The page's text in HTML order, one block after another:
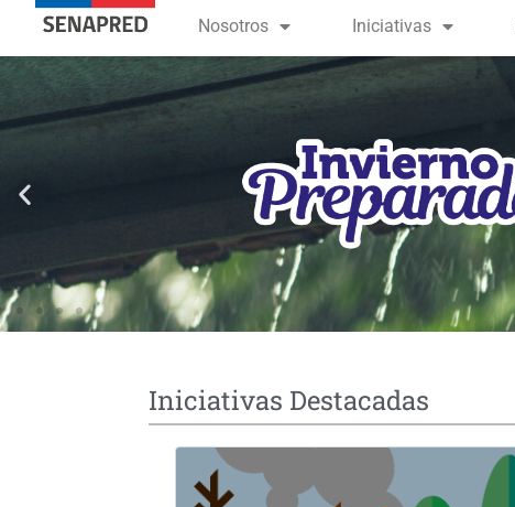
contenido
Nosotros Iniciativas
Iniciativas Destacadas